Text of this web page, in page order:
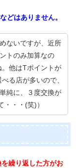
どはありません。
ないですが、近所
トのみ加算なの
他はTポイントが
る店が多いので、
純に、３度交換が
・・(笑)）
繰り返した方がお